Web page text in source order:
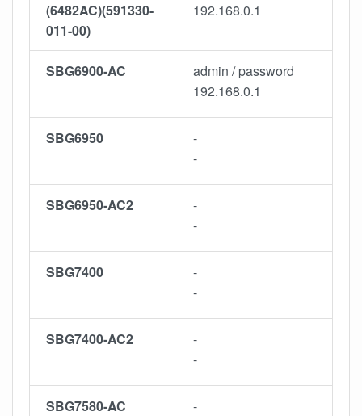
(6482AC)(591330-
011-00)
192.168.0.1
SBG6900-AC
admin / password
192.168.0.1
SBG6950
-
-
SBG6950-AC2
-
-
SBG7400
-
-
SBG7400-AC2
-
-
SBG7580-AC
-